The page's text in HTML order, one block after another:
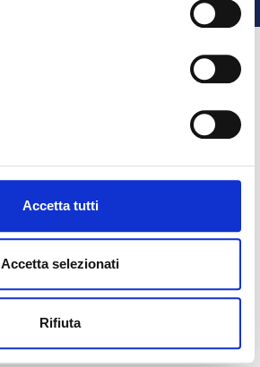
Accetta tutti
Accetta selezionati
Rifiuta